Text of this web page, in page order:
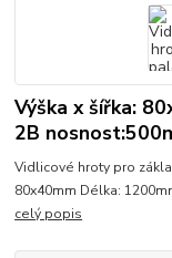
Výška x šířka:
2B
Vidlicové hroty pro
80x40mm Délka:
celý popis